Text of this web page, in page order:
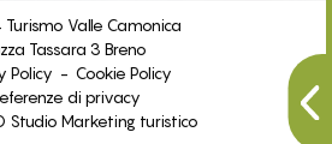
Valle Camonica
Tassara 3 Breno
Policy - Cookie Policy
di privacy
Studio Marketing turistico